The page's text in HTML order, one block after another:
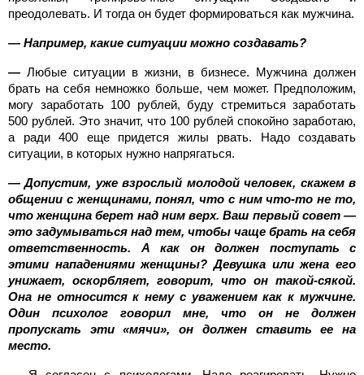
преодолевать. И тогда он будет формироваться как мужчина.
— Например, какие ситуации можно создавать?
— Любые ситуации в жизни, в бизнесе. Мужчина должен
брать на себя немножко больше, чем может. Предположим,
могу заработать 100 рублей, буду стремиться заработать
500 рублей. Это значит, что 100 рублей спокойно заработаю,
а ради 400 еще придется жилы рвать. Надо создавать
ситуации, в которых нужно напрягаться.
— Допустим, уже взрослый молодой человек, скажем в
общении с женщинами, понял, что с ним что-то не то,
что женщина берет над ним верх. Ваш первый совет —
это задумываться над тем, чтобы чаще брать на себя
ответственность. А как он должен поступать с
этими нападениями женщины? Девушка или жена его
унижает, оскорбляет, говорит, что он такой-сякой.
Она не относится к нему с уважением как к мужчине.
Один психолог говорил мне, что он не должен
пропускать эти «мячи», он должен ставить ее на
место.